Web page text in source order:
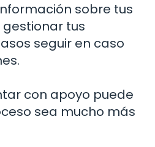
sobre tus
tus
seguir en caso
con apoyo puede
sea mucho más